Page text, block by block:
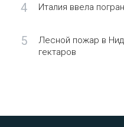
4 Италия ввела
5
Лесной пожар в
гектаров